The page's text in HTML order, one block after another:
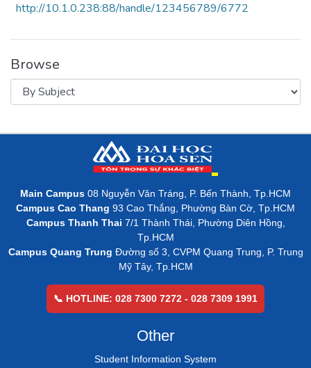
http://10.1.0.238:88/handle/123456789/6772
Browse
Main Campus 08 Nguyễn Văn Tráng, P. Bến Thành, Tp.HCM
Campus Cao Thang 93 Cao Thắng, Phường Bàn Cờ, Tp.HCM
Campus Thanh Thai 7/1 Thành Thái, Phường Diên Hồng,
Tp.HCM
Campus Quang Trung Đường số 3, CVPM Quang Trung, P. Trung
Mỹ Tây, Tp.HCM
📞 HOTLINE: 028 7300 7272 - 028 7309 1991
Other
Student Information System